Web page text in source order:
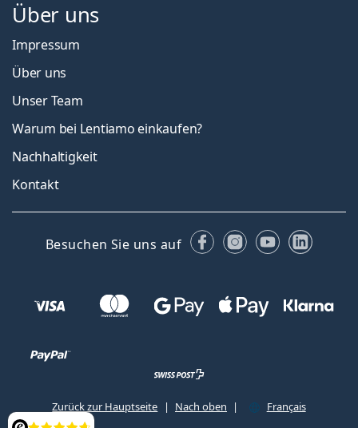
Über uns
Impressum
Über uns
Unser Team
Warum bei Lentiamo einkaufen?
Nachhaltigkeit
Kontakt
Besuchen Sie uns auf FacebookInstagram
YouTube
Zurück zur Hauptseite Nach oben
Français